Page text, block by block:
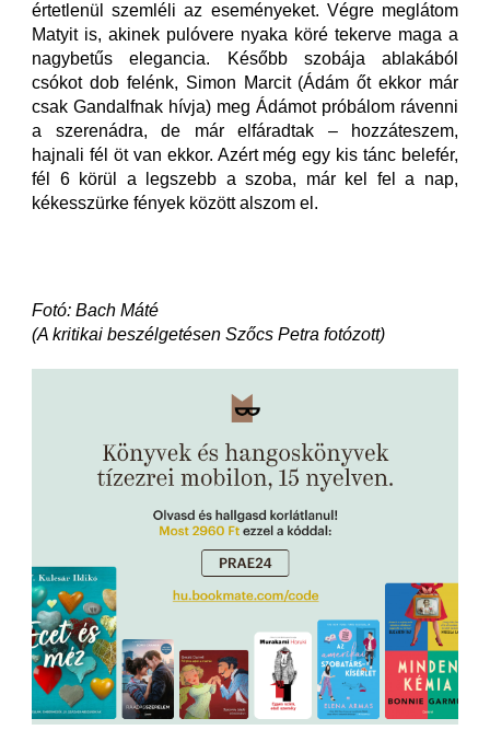
értetlenül szemléli az eseményeket. Végre meglátom
Matyit is, akinek pulóvere nyaka köré tekerve maga a
nagybetűs elegancia. Később szobája ablakából
csókot dob felénk, Simon Marcit (Ádám őt ekkor már
csak Gandalfnak hívja) meg Ádámot próbálom rávenni
a szerenádra, de már elfáradtak – hozzáteszem,
hajnali fél öt van ekkor. Azért még egy kis tánc belefér,
fél 6 körül a legszebb a szoba, már kel fel a nap,
kékesszürke fények között alszom el.
Fotó: Bach Máté
(A kritikai beszélgetésen Szőcs Petra fotózott)